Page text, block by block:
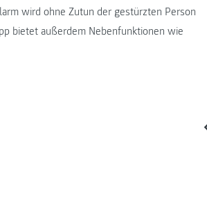
wird ohne Zutun der gestürzten Person
bietet außerdem Nebenfunktionen wie